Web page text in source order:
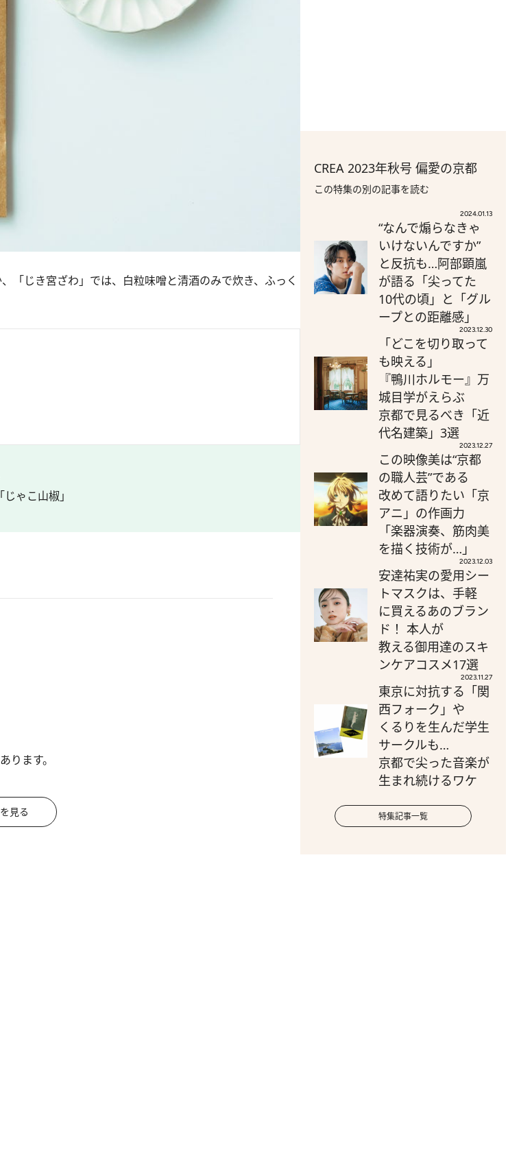
「じき宮ざわ」では、白粒味噌と清酒のみで炊き、ふっく
ゃこ山椒」
ります。
見る
CREA 2023年秋号 偏愛の京都
この特集の別の記事を読む
2024.01.13
“なんで煽らなきゃ
いけないんですか”
と反抗も…阿部顕嵐
が語る「尖ってた
10代の頃」と「グル
ープとの距離感」
2023.12.30
「どこを切り取って
も映える」
『鴨川ホルモー』万
城目学がえらぶ
京都で見るべき「近
代名建築」3選
2023.12.27
この映像美は“京都
の職人芸”である
改めて語りたい「京
アニ」の作画力
「楽器演奏、筋肉美
を描く技術が…」
2023.12.03
安達祐実の愛用シー
トマスクは、手軽
に買えるあのブラン
ド！ 本人が
教える御用達のスキ
ンケアコスメ17選
2023.11.27
東京に対抗する「関
西フォーク」や
くるりを生んだ学生
サークルも…
京都で尖った音楽が
生まれ続けるワケ
特集記事一覧